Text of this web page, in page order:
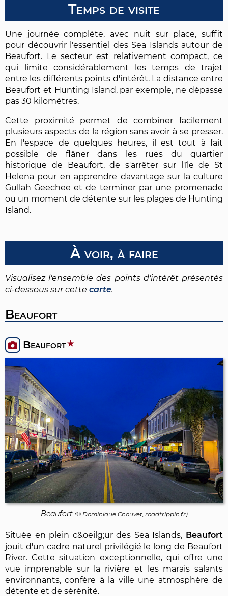
Temps de visite
Une journée complète, avec nuit sur place, suffit
pour découvrir l'essentiel des Sea Islands autour de
Beaufort. Le secteur est relativement compact, ce
qui limite considérablement les temps de trajet
entre les différents points d'intérêt. La distance entre
Beaufort et Hunting Island, par exemple, ne dépasse
pas 30 kilomètres.
Cette proximité permet de combiner facilement
plusieurs aspects de la région sans avoir à se presser.
En l'espace de quelques heures, il est tout à fait
possible de flâner dans les rues du quartier
historique de Beaufort, de s'arrêter sur l'île de St
Helena pour en apprendre davantage sur la culture
Gullah Geechee et de terminer par une promenade
ou un moment de détente sur les plages de Hunting
Island.
À voir, à faire
Visualisez l'ensemble des points d'intérêt présentés
ci-dessous sur cette carte.
Beaufort
Beaufort
Beaufort(© Dominique Chouvet, roadtrippin.fr)
Située en plein c&oeilg;ur des Sea Islands, Beaufort
jouit d'un cadre naturel privilégié le long de Beaufort
River. Cette situation exceptionnelle, qui offre une
vue imprenable sur la rivière et les marais salants
environnants, confère à la ville une atmosphère de
détente et de sérénité.